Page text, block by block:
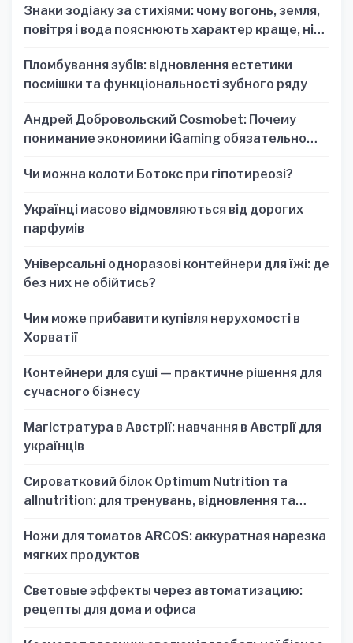
Знаки зодіаку за стихіями: чому вогонь, земля,
повітря і вода пояснюють характер краще, ніж
Пломбування зубів: відновлення естетики
посмішки та функціональності зубного ряду
Андрей Добровольский Cosmobet: Почему
понимание экономики iGaming обязательно
Чи можна колоти Ботокс при гіпотиреозі?
Українці масово відмовляються від дорогих
парфумів
Універсальні одноразові контейнери для їжі: де
без них не обійтись?
Чим може прибавити купівля нерухомості в
Хорватії
Контейнери для суші — практичне рішення для
сучасного бізнесу
Магістратура в Австрії: навчання в Австрії для
українців
Сироватковий білок Optimum Nutrition та
allnutrition: для тренувань, відновлення та
Ножи для томатов ARCOS: аккуратная нарезка
мягких продуктов
Световые эффекты через автоматизацию:
рецепты для дома и офиса